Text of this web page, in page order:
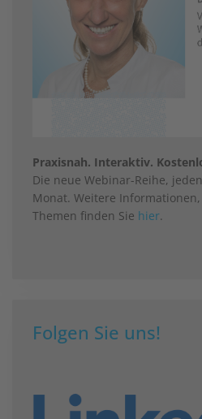
Praxisnah. Interaktiv.
Die neue Webinar-Reihe,
Monat. Weitere
Themen finden Sie hier.
Folgen Sie uns!